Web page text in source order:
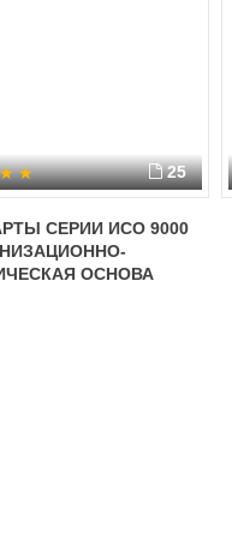
25
СЕРИИ ИСО 9000
ОСНОВА